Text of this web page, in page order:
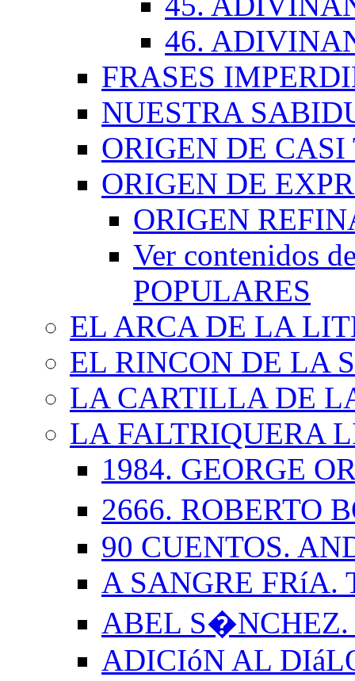
46.
FRASES
NUESTRA
ORIGEN DE CASI
ORIGEN DE
ORIGEN
Ver contenidos
POPULARES
EL ARCA DE LA
EL RINCON DE LA
LA CARTILLA DE
LA FALTRIQUERA
1984. GEORGE
2666. ROBERTO
90 CUENTOS.
A SANGRE FRíA.
ABEL
ADICIóN AL